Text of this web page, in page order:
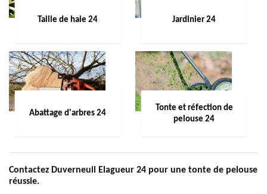
Taille de haie 24 Jardinier 24
Abattage d'arbres 24
Tonte et réfection de
pelouse 24
Contactez Duverneuil Elagueur 24 pour une tonte de pelouse
réussie.